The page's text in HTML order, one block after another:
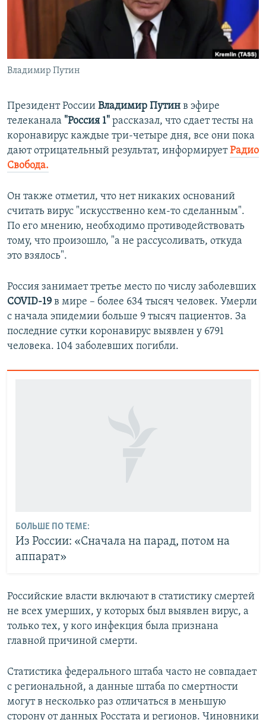
ПОБЕДИТЕЛЕЙ НЕ СУДЯТ?
КРЫМ.НЕПОКОРЕННЫЙ
ELIFBE
УКРАИНСКАЯ ПРОБЛЕМА КРЫМА
ПРИСОЕДИНЯЙТЕСЬ!
Владимир Путин
Президент России Владимир Путин в эфире
телеканала "Россия 1" рассказал, что сдает тесты на
коронавирус каждые три-четыре дня, все они пока
дают отрицательный результат, информируетРадио
Свобода.
Он также отметил, что нет никаких оснований
считать вирус "искусственно кем-то сделанным".
По его мнению, необходимо противодействовать
тому, что произошло, "а не рассусоливать, откуда
это взялось".
Россия занимает третье место по числу заболевших
COVID-19 в мире – более 634 тысяч человек. Умерли
с начала эпидемии больше 9 тысяч пациентов. За
последние сутки коронавирус выявлен у 6791
человека. 104 заболевших погибли.
БОЛЬШЕ ПО ТЕМЕ:
Из России: «Сначала на парад, потом на
аппарат»
Российские власти включают в статистику смертей
не всех умерших, у которых был выявлен вирус, а
только тех, у кого инфекция была признана
главной причиной смерти.
Статистика федерального штаба часто не совпадает
с региональной, а данные штаба по смертности
могут в несколько раз отличаться в меньшую
сторону от данных Росстата и регионов. Чиновники